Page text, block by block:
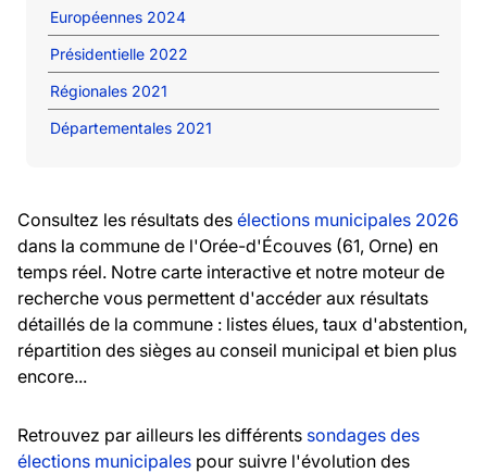
Européennes 2024
Présidentielle 2022
Régionales 2021
Départementales 2021
Consultez les résultats des élections municipales 2026
dans la commune de l'Orée-d'Écouves (61, Orne) en
temps réel. Notre carte interactive et notre moteur de
recherche vous permettent d'accéder aux résultats
détaillés de la commune : listes élues, taux d'abstention,
répartition des sièges au conseil municipal et bien plus
encore...
Retrouvez par ailleurs les différents sondages des
élections municipales pour suivre l'évolution des